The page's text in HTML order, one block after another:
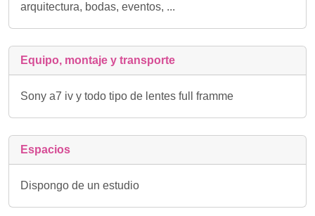
arquitectura, bodas, eventos, ...
Equipo, montaje y transporte
Sony a7 iv y todo tipo de lentes full framme
Espacios
Dispongo de un estudio